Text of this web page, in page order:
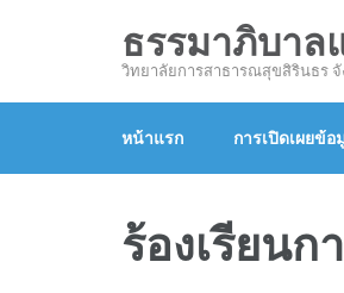
ธรรมาภิบาล
วิทยาลัยการสาธารณสุขสิรินธร
หน้าแรก การเปิดเผยข้
ร้องเรียน